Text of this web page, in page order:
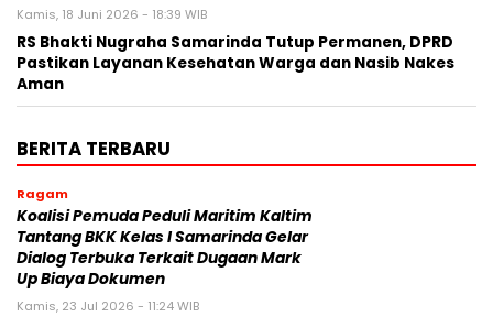
Kamis, 18 Juni 2026 - 18:39 WIB
RS Bhakti Nugraha Samarinda Tutup Permanen, DPRD
Pastikan Layanan Kesehatan Warga dan Nasib Nakes
Aman
BERITA TERBARU
Ragam
Koalisi Pemuda Peduli Maritim Kaltim
Tantang BKK Kelas I Samarinda Gelar
Dialog Terbuka Terkait Dugaan Mark
Up Biaya Dokumen
Kamis, 23 Jul 2026 - 11:24 WIB